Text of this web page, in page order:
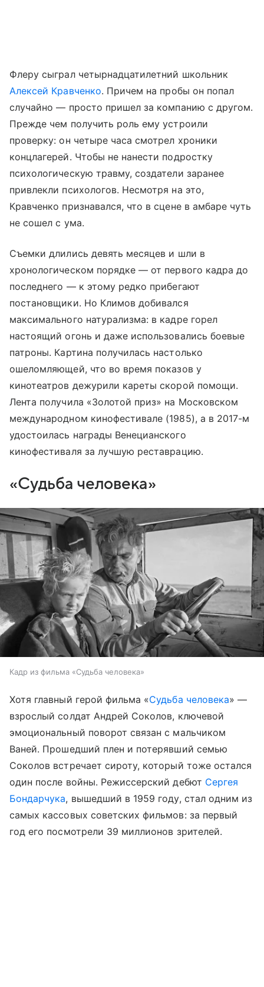
Флеру сыграл четырнадцатилетний школьник
Алексей Кравченко. Причем на пробы он попал
случайно — просто пришел за компанию с другом.
Прежде чем получить роль ему устроили
проверку: он четыре часа смотрел хроники
концлагерей. Чтобы не нанести подростку
психологическую травму, создатели заранее
привлекли психологов. Несмотря на это,
Кравченко признавался, что в сцене в амбаре чуть
не сошел с ума.
Съемки длились девять месяцев и шли в
хронологическом порядке — от первого кадра до
последнего — к этому редко прибегают
постановщики. Но Климов добивался
максимального натурализма: в кадре горел
настоящий огонь и даже использовались боевые
патроны. Картина получилась настолько
ошеломляющей, что во время показов у
кинотеатров дежурили кареты скорой помощи.
Лента получила «Золотой приз» на Московском
международном кинофестивале (1985), а в 2017-м
удостоилась награды Венецианского
кинофестиваля за лучшую реставрацию.
«Судьба человека»
Кадр из фильма «Судьба человека»
Хотя главный герой фильма «Судьба человека» —
взрослый солдат Андрей Соколов, ключевой
эмоциональный поворот связан с мальчиком
Ваней. Прошедший плен и потерявший семью
Соколов встречает сироту, который тоже остался
один после войны. Режиссерский дебют Сергея
Бондарчука, вышедший в 1959 году, стал одним из
самых кассовых советских фильмов: за первый
год его посмотрели 39 миллионов зрителей.